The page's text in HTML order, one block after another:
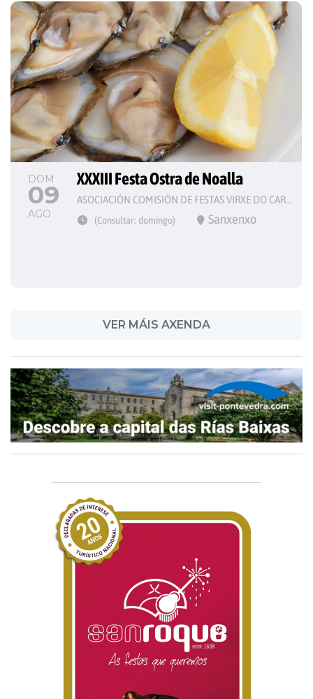
DOM
09
AGO
XXXIII Festa Ostra de Noalla
ASOCIACIÓN COMISIÓN DE FESTAS VIRXE DO CARME
(Consultar: domingo) Sanxenxo
VER MÁIS AXENDA